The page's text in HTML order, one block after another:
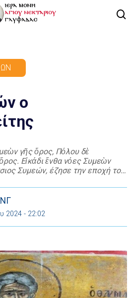
ΒΙΝΤΕΟ
ο
γῆς ὄρος, Πόλου δὲ
Εἰκάδι ἔνθα νόες Συμεὼν
Συμεών, έζησε την εποχή του
Αντιόχεια της Συρίας. Όταν
πέντε ετών ένας τρομερός
μέρος της […]
2024 - 22:02